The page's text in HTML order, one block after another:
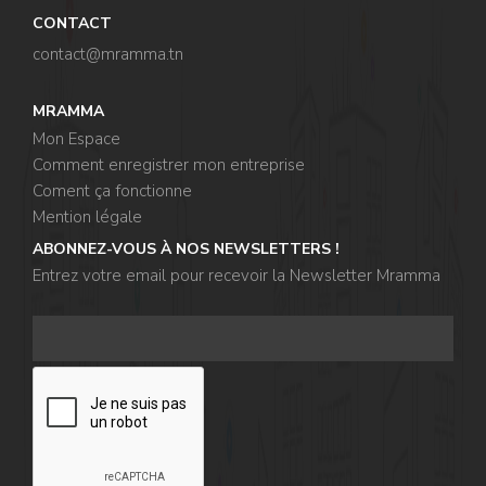
CONTACT
contact@mramma.tn
MRAMMA
Mon Espace
Comment enregistrer mon entreprise
Coment ça fonctionne
Mention légale
ABONNEZ-VOUS À NOS NEWSLETTERS !
Entrez votre email pour recevoir la Newsletter Mramma